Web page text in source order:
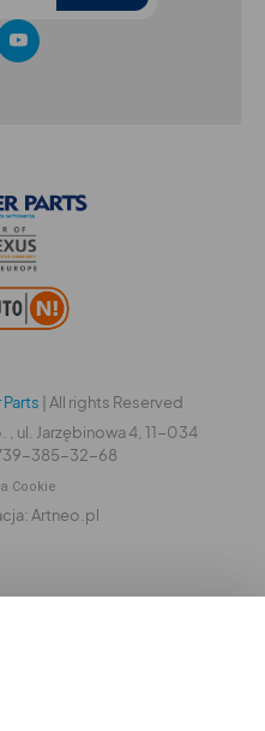
Parts | All rights Reserved
, ul. Jarzębinowa 4, 11-034
385-32-68
Cookie
Artneo.pl